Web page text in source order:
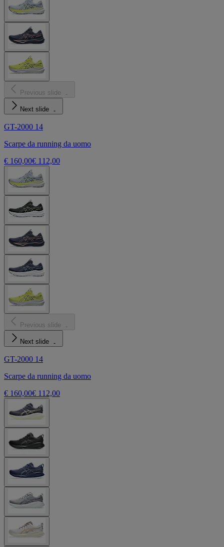
Previous slide
Next slide
GT-2000 14
Scarpe da running da uomo
€ 160,00€ 112,00
Previous slide
Next slide
GT-2000 14
Scarpe da running da uomo
€ 160,00€ 112,00